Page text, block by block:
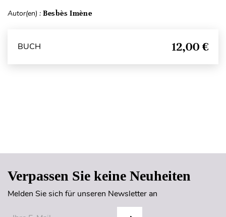
Autor(en) : Besbès Imène
BUCH 12,00 €
Verpassen Sie keine Neuheiten
Melden Sie sich für unseren Newsletter an